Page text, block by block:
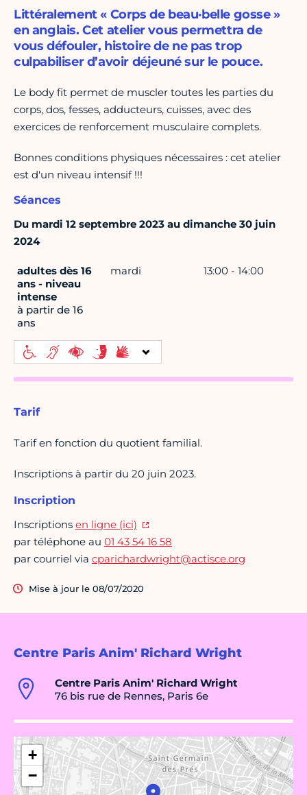
Centre Paris Anim' Richard Wright
Centre Paris Anim' Richard Wright
76 bis rue de Rennes, Paris 6e
+
−
Littéralement « Corps de beau·belle gosse »
en anglais. Cet atelier vous permettra de
vous défouler, histoire de ne pas trop
culpabiliser d’avoir déjeuné sur le pouce.
Le body fit permet de muscler toutes les parties du
corps, dos, fesses, adducteurs, cuisses, avec des
exercices de renforcement musculaire complets.
Bonnes conditions physiques nécessaires : cet atelier
est d'un niveau intensif !!!
Séances
Du mardi 12 septembre 2023 au dimanche 30 juin
2024
adultes dès 16
ans - niveau
intense
à partir de 16
ans
mardi 13:00 - 14:00
Tarif
Tarif en fonction du quotient familial.
Inscriptions à partir du 20 juin 2023.
Inscription
Inscriptions en ligne (ici)
par téléphone au 01 43 54 16 58
par courriel via cparichardwright@actisce.org
Mise à jour le 08/07/2020